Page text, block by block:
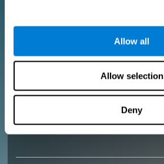
Allow all
Allow selection
Deny